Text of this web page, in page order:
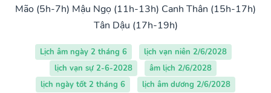
Mão (5h-7h) Mậu Ngọ (11h-13h) Canh Thân (15h-17h)
Tân Dậu (17h-19h)
Lịch âm ngày 2 tháng 6
lịch vạn niên 2/6/2028
lịch vạn sự 2-6-2028
âm lịch 2/6/2028
lịch ngày tốt 2 tháng 6
lịch âm dương 2/6/2028